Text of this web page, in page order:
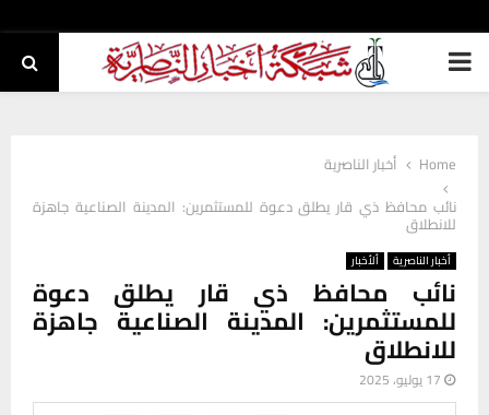
PRIMARY
Home
أخبار الناصرية
نائب محافظ ذي قار يطلق دعوة للمستثمرين: المدينة الصناعية جاهزة
للانطلاق
أخبار الناصرية ألأخبار
نائب محافظ ذي قار يطلق دعوة
للمستثمرين: المدينة الصناعية جاهزة
للانطلاق
17 يوليو، 2025